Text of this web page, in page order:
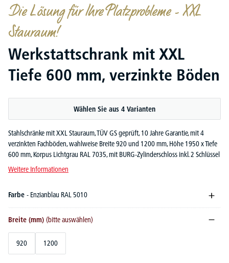
Die Lösung für Ihre Platzprobleme - XXL
Stauraum!
Werkstattschrank mit XXL
Tiefe 600 mm, verzinkte Böden
Wählen Sie aus 4 Varianten
Stahlschränke mit XXL Stauraum, TÜV GS geprüft, 10 Jahre Garantie, mit 4
verzinkten Fachböden, wahlweise Breite 920 und 1200 mm, Höhe 1950 x Tiefe
600 mm, Korpus Lichtgrau RAL 7035, mit BURG-Zylinderschloss inkl. 2 Schlüssel
Weitere Informationen
Farbe - Enzianblau RAL 5010
Breite (mm) (bitte auswählen)
920 1200